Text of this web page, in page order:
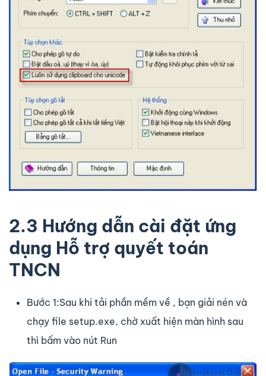
2.3 Hướng dẫn cài đặt ứng
dụng Hỗ trợ quyết toán
TNCN
Bước 1:Sau khi tải phần mềm về , bạn giải nén và
chạy file setup.exe, chờ xuất hiện màn hình sau
thì bấm vào nút Run